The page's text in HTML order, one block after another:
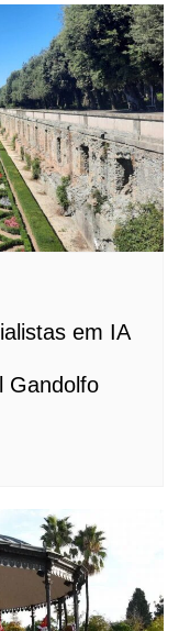
em IA
Gandolfo